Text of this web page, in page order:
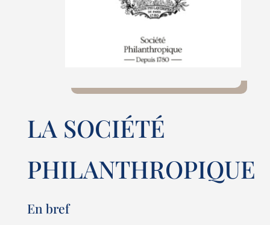
LA SOCIÉTÉ
PHILANTHROPIQUE
En bref